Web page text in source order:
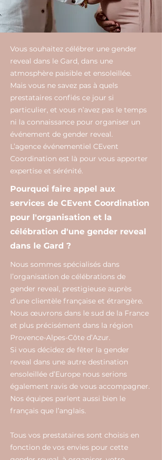
Vous souhaitez célébrer une gender
reveal dans le Gard, dans une
atmosphère paisible et ensoleillée.
Mais vous ne savez pas à quels
prestataires confiés ce jour si
particulier, et vous n’avez pas le temps
ni la connaissance pour organiser un
événement de gender reveal.
L’agence événementiel CEvent
Coordination est là pour vous apporter
expertise et sérénité.
Pourquoi faire appel aux
services de CEvent Coordination
pour l'organisation et la
célébration d'une gender reveal
dans le Gard ?
Nous sommes spécialisés dans
l’organisation de célébrations de
gender reveal, prestigieuse auprès
d’une clientèle française et étrangère.
Nous œuvrons dans le sud de la France
et plus précisément dans la région
Provence-Alpes-Côte d’Azur.
Si vous décidez de fêter la gender
reveal dans une autre destination
ensoleillée d’Europe nous serions
également ravis de vous accompagner.
Nos équipes parlent aussi bien le
français que l’anglais.
Tous vos prestataires sont choisis en
fonction de vos envies pour cette